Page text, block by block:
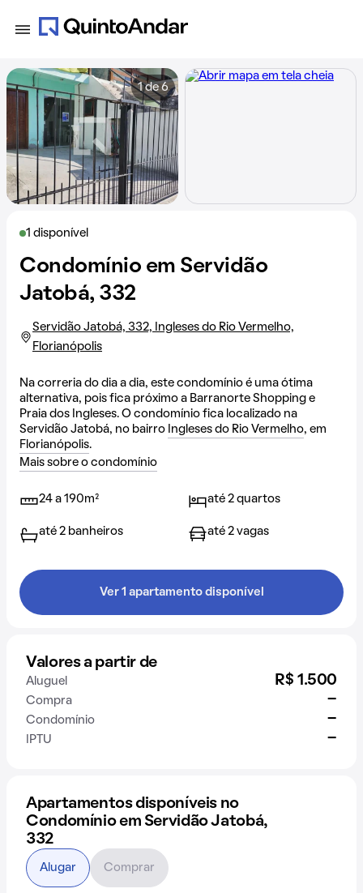
1 disponível
Condomínio em Servidão
Jatobá, 332
Servidão Jatobá, 332, Ingleses do Rio Vermelho,
Florianópolis
Na correria do dia a dia, este condomínio é uma ótima
alternativa, pois fica próximo a Barranorte Shopping e
Praia dos Ingleses. O condomínio fica localizado na
Servidão Jatobá, no bairro Ingleses do Rio Vermelho, em
Florianópolis.
Mais sobre o condomínio
24 a 190m² até 2 quartos
até 2 banheiros até 2 vagas
Ver 1 apartamento disponível
Valores a partir de
Aluguel R$ 1.500
Compra -
Condomínio -
IPTU -
1 de 6
Apartamentos disponíveis no
Condomínio em Servidão Jatobá,
332
Alugar Comprar